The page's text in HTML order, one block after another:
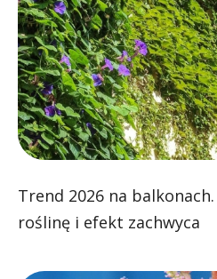
Trend 2026 na
roślinę i efekt zachwyca